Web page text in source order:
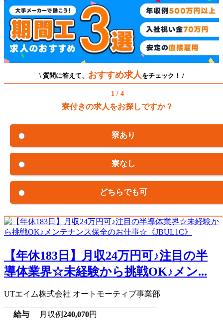
\ 質問に答えて、 おすすめ求人 をチェック！ /
1 / 4
寮付きの求人をお探しですか？
寮あり
寮なし
どちらでも可
【年休183日】月収24万円可♪注目の半
導体業界☆未経験から挑戦OK♪メン...
UTエイム株式会社 オートモーティブ事業部
給与 月収例240,070円